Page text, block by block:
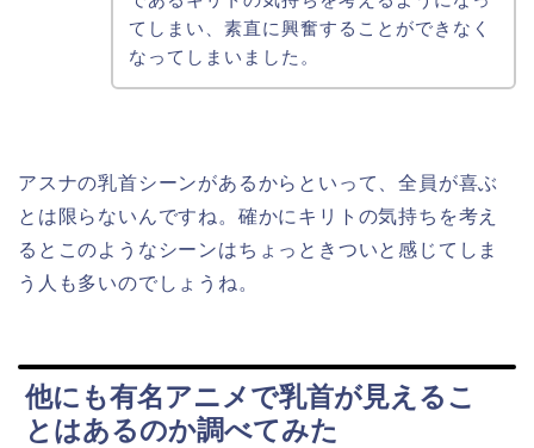
てしまい、素直に興奮することができなく
なってしまいました。
アスナの乳首シーンがあるからといって、全員が喜ぶ
とは限らないんですね。確かにキリトの気持ちを考え
るとこのようなシーンはちょっときついと感じてしま
う人も多いのでしょうね。
他にも有名アニメで乳首が見えるこ
とはあるのか調べてみた